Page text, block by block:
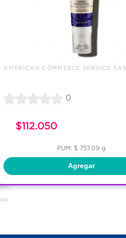
AMERICAN COMMERCE SERVICE SAS
0
$112.050
PUM: $ 757.09 g
Agregar